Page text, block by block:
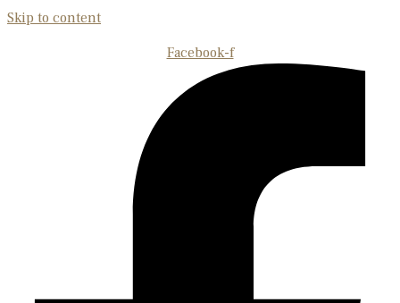
Skip to content
Facebook-f